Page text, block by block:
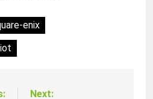
enix
Next: